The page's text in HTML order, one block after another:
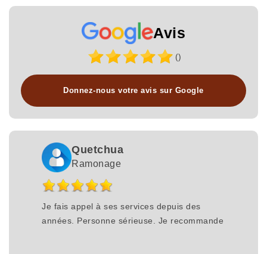
Avis
()
Donnez-nous votre avis sur Google
Quetchua
Ramonage
Je fais appel à ses services depuis des
années. Personne sérieuse. Je recommande